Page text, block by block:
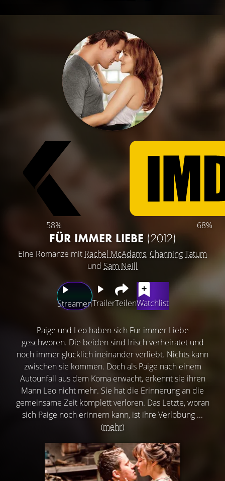
58% 68%
FÜR IMMER LIEBE (2012)
Eine Romanze mit Rachel McAdams, Channing Tatum
und Sam Neill
StreamenTrailerTeilenWatchlist
Paige und Leo haben sich Für immer Liebe
geschworen. Die beiden sind frisch verheiratet und
noch immer glücklich ineinander verliebt. Nichts kann
zwischen sie kommen. Doch als Paige nach einem
Autounfall aus dem Koma erwacht, erkennt sie ihren
Mann Leo nicht mehr. Sie hat die Erinnerung an die
gemeinsame Zeit komplett verloren. Das Letzte, woran
sich Paige noch erinnern kann, ist ihre Verlobung ...
(mehr)